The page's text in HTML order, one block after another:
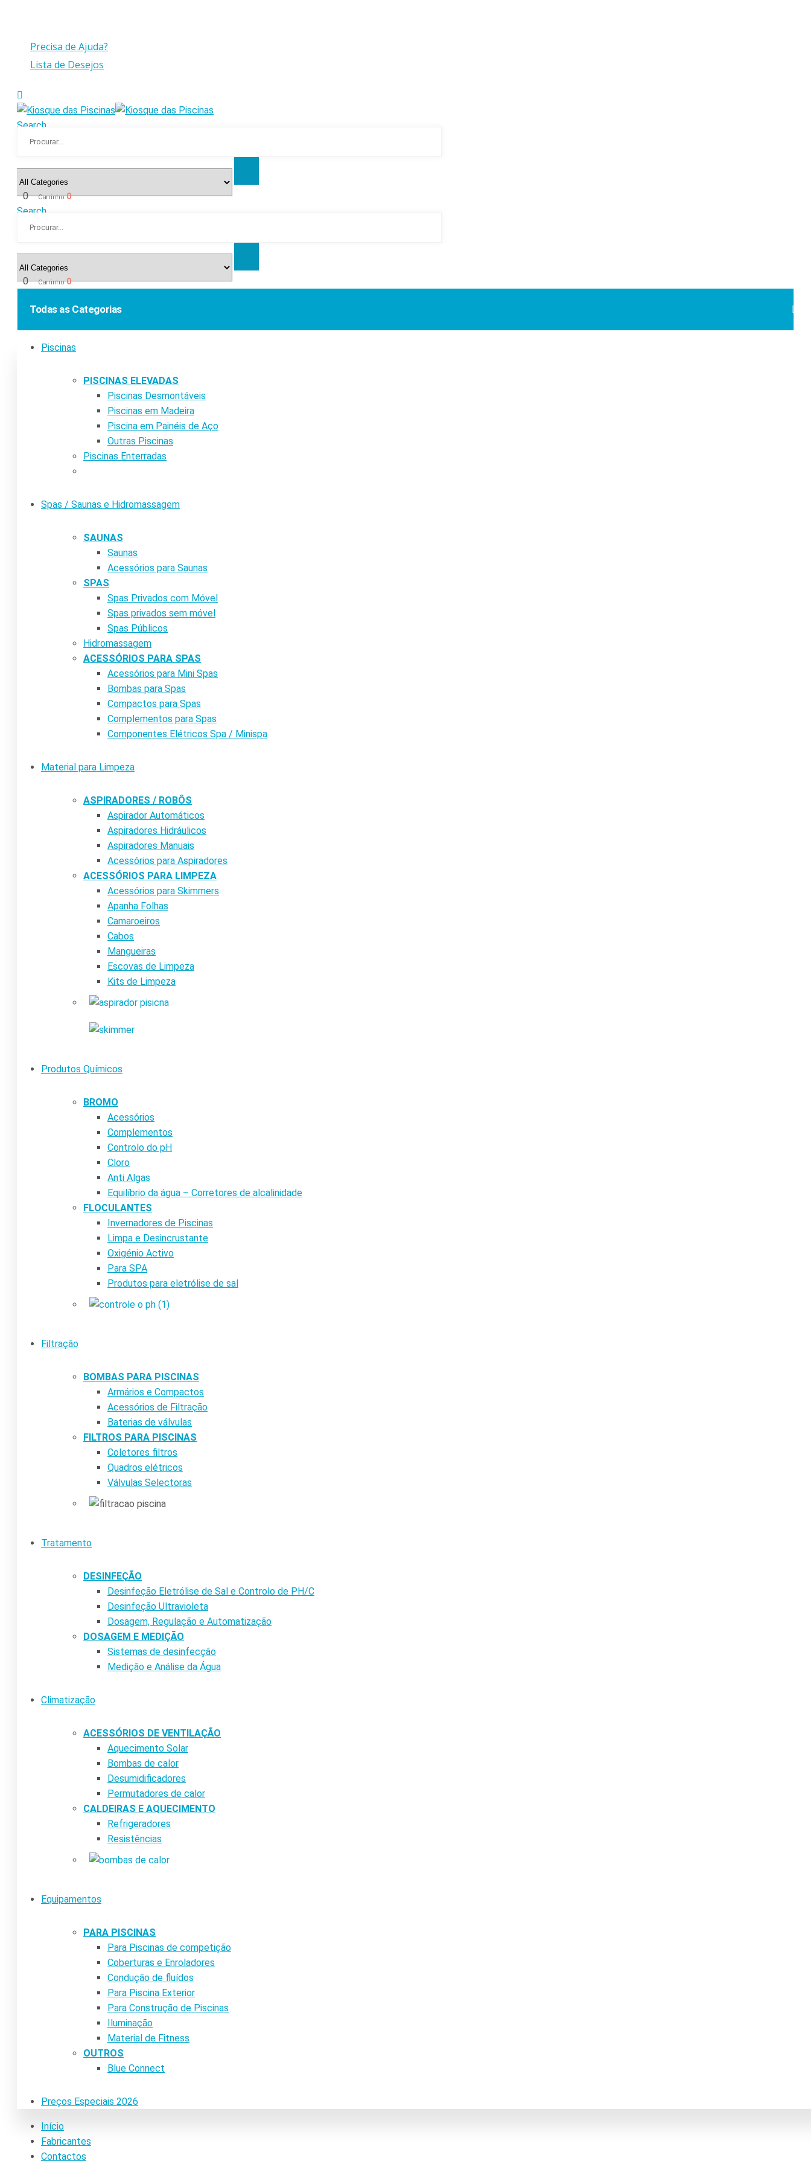
Precisa de Ajuda?
Lista de Desejos
Search
0 Carrinho0
Search
0 Carrinho0
Todas as Categorias
Piscinas
PISCINAS ELEVADAS
Piscinas Desmontáveis
Piscinas em Madeira
Piscina em Painéis de Aço
Outras Piscinas
Piscinas Enterradas
Spas / Saunas e Hidromassagem
SAUNAS
Saunas
Acessórios para Saunas
SPAS
Spas Privados com Móvel
Spas privados sem móvel
Spas Públicos
Hidromassagem
ACESSÓRIOS PARA SPAS
Acessórios para Mini Spas
Bombas para Spas
Compactos para Spas
Complementos para Spas
Componentes Elétricos Spa / Minispa
Material para Limpeza
ASPIRADORES / ROBÔS
Aspirador Automáticos
Aspiradores Hidráulicos
Aspiradores Manuais
Acessórios para Aspiradores
ACESSÓRIOS PARA LIMPEZA
Acessórios para Skimmers
Apanha Folhas
Camaroeiros
Cabos
Mangueiras
Escovas de Limpeza
Kits de Limpeza
Produtos Químicos
BROMO
Acessórios
Complementos
Controlo do pH
Cloro
Anti Algas
Equilíbrio da água – Corretores de alcalinidade
FLOCULANTES
Invernadores de Piscinas
Limpa e Desincrustante
Oxigénio Activo
Para SPA
Produtos para eletrólise de sal
Filtração
BOMBAS PARA PISCINAS
Armários e Compactos
Acessórios de Filtração
Baterias de válvulas
FILTROS PARA PISCINAS
Coletores filtros
Quadros elétricos
Válvulas Selectoras
Tratamento
DESINFEÇÃO
Desinfeção Eletrólise de Sal e Controlo de PH/C
Desinfeção Ultravioleta
Dosagem, Regulação e Automatização
DOSAGEM E MEDIÇÃO
Sistemas de desinfecção
Medição e Análise da Água
Climatização
ACESSÓRIOS DE VENTILAÇÃO
Aquecimento Solar
Bombas de calor
Desumidificadores
Permutadores de calor
CALDEIRAS E AQUECIMENTO
Refrigeradores
Resistências
Equipamentos
PARA PISCINAS
Para Piscinas de competição
Coberturas e Enroladores
Condução de fluídos
Para Piscina Exterior
Para Construção de Piscinas
Iluminação
Material de Fitness
OUTROS
Blue Connect
Preços Especiais 2026
Início
Fabricantes
Contactos